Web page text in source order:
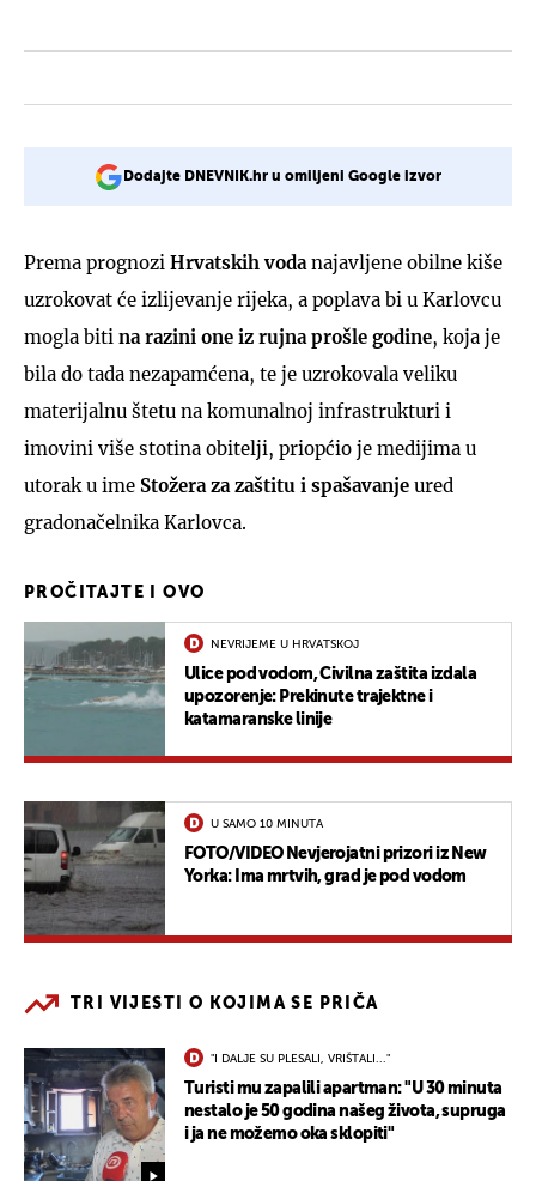
Dodajte DNEVNIK.hr u omiljeni Google izvor
Prema prognozi Hrvatskih voda najavljene obilne kiše
uzrokovat će izlijevanje rijeka, a poplava bi u Karlovcu
mogla biti na razini one iz rujna prošle godine, koja je
bila do tada nezapamćena, te je uzrokovala veliku
materijalnu štetu na komunalnoj infrastrukturi i
imovini više stotina obitelji, priopćio je medijima u
utorak u ime Stožera za zaštitu i spašavanje ured
gradonačelnika Karlovca.
PROČITAJTE I OVO
NEVRIJEME U HRVATSKOJ
Ulice pod vodom, Civilna zaštita izdala
upozorenje: Prekinute trajektne i
katamaranske linije
U SAMO 10 MINUTA
FOTO/VIDEO Nevjerojatni prizori iz New
Yorka: Ima mrtvih, grad je pod vodom
TRI VIJESTI O KOJIMA SE PRIČA
"I DALJE SU PLESALI, VRIŠTALI..."
Turisti mu zapalili apartman: "U 30 minuta
nestalo je 50 godina našeg života, supruga
i ja ne možemo oka sklopiti"